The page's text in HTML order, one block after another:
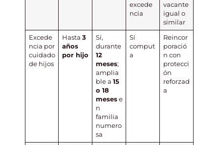
excede
ncia
vacante
igual o
similar
Excede
ncia por
cuidado
de hijos
Hasta 3
años
por hijo
Sí,
durante
12
meses;
amplia
ble a 15
o 18
mesese
n
familia
numero
sa
Sí
comput
a
Reincor
poració
n con
protecci
ón
reforzad
a